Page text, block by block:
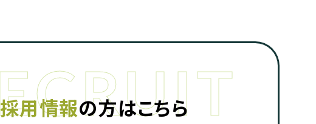
採用情報の方はこちら